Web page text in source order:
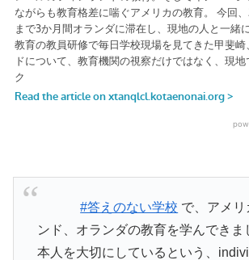
#答えのない学校 で、アメ
ンド、オランダの教育を学んできま
本人を大切にしているという、